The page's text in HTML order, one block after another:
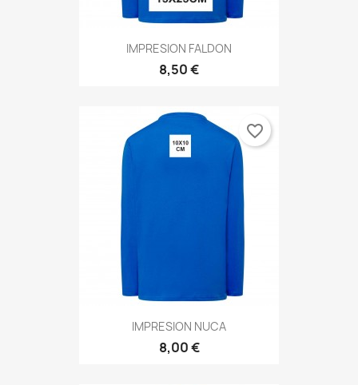
IMPRESION FALDON
8,50 €
IMPRESION NUCA
8,00 €
favorite_border